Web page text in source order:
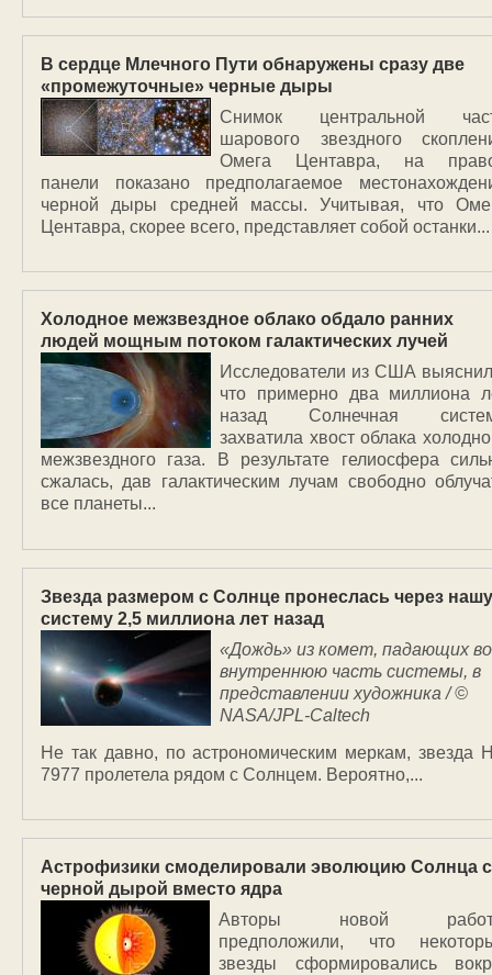
В сердце Млечного Пути обнаружены сразу две
«промежуточные» черные дыры
Снимок центральной
шарового звездного
Омега Центавра, на
панели показано предполагаемое
черной дыры средней массы. Учитывая, что
Центавра, скорее всего, представляет собой останки...
Холодное межзвездное облако обдало ранних
людей мощным потоком галактических лучей
Исследователи из США
что примерно два миллиона
назад Солнечная
захватила хвост облака
межзвездного газа. В результате гелиосфера
сжалась, дав галактическим лучам свободно
все планеты...
Звезда размером с Солнце пронеслась через нашу
систему 2,5 миллиона лет назад
«Дождь» из комет, падающих во
внутреннюю часть системы, в
представлении художника / ©
NASA/JPL-Caltech
Не так давно, по астрономическим меркам, звезда
7977 пролетела рядом с Солнцем. Вероятно,...
Астрофизики смоделировали эволюцию Солнца с
черной дырой вместо ядра
Авторы новой
предположили, что
звезды сформировались